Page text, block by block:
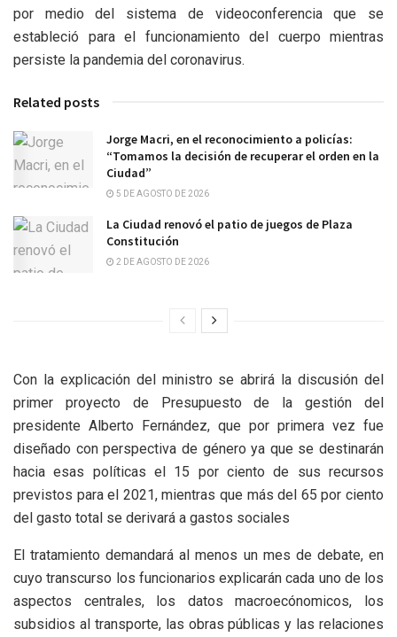
por medio del sistema de videoconferencia que se
estableció para el funcionamiento del cuerpo mientras
persiste la pandemia del coronavirus.
Related posts
Jorge Macri, en el reconocimiento a policías:
“Tomamos la decisión de recuperar el orden en la
Ciudad”
5 DE AGOSTO DE 2026
La Ciudad renovó el patio de juegos de Plaza
Constitución
2 DE AGOSTO DE 2026
Con la explicación del ministro se abrirá la discusión del
primer proyecto de Presupuesto de la gestión del
presidente Alberto Fernández, que por primera vez fue
diseñado con perspectiva de género ya que se destinarán
hacia esas políticas el 15 por ciento de sus recursos
previstos para el 2021, mientras que más del 65 por ciento
del gasto total se derivará a gastos sociales
El tratamiento demandará al menos un mes de debate, en
cuyo transcurso los funcionarios explicarán cada uno de los
aspectos centrales, los datos macroecónomicos, los
subsidios al transporte, las obras públicas y las relaciones